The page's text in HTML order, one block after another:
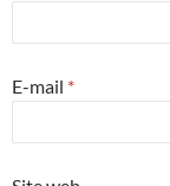
E-mail *